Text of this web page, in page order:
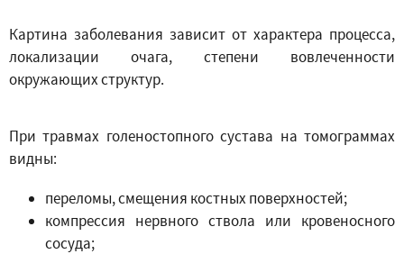
Картина заболевания зависит от характера процесса,
локализации очага, степени вовлеченности
окружающих структур.
При травмах голеностопного сустава на томограммах
видны:
переломы, смещения костных поверхностей;
компрессия нервного ствола или кровеносного
сосуда;